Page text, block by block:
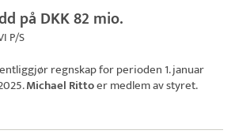
på DKK 82 mio.
P/S
regnskap for perioden 1. januar
Michael Rittoer medlem av styret.